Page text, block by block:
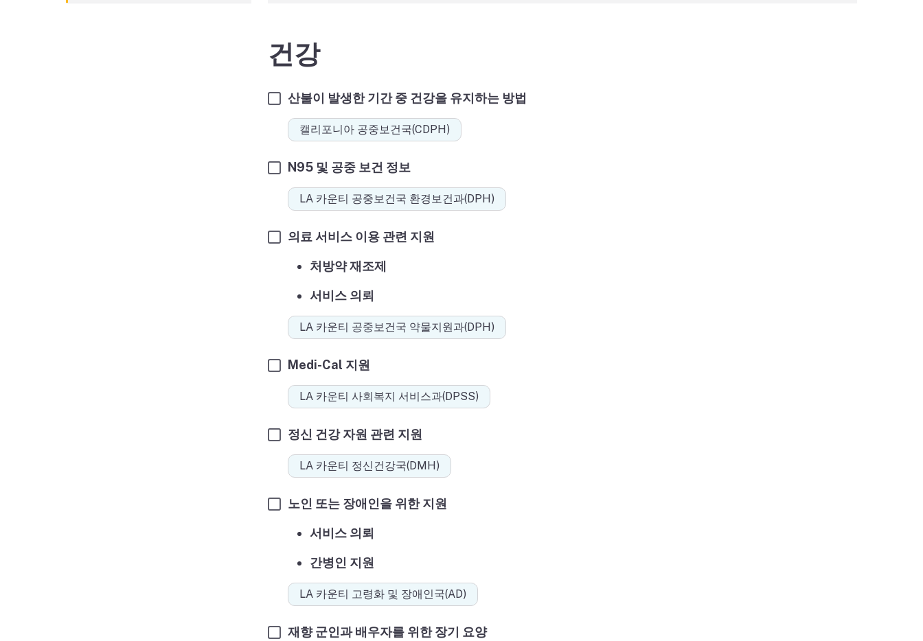
건강
산불이 발생한 기간 중 건강을 유지하는 방법
캘리포니아 공중보건국(CDPH)
N95 및 공중 보건 정보
LA 카운티 공중보건국 환경보건과(DPH)
의료 서비스 이용 관련 지원
처방약 재조제
서비스 의뢰
LA 카운티 공중보건국 약물지원과(DPH)
Medi-Cal 지원
LA 카운티 사회복지 서비스과(DPSS)
정신 건강 자원 관련 지원
LA 카운티 정신건강국(DMH)
노인 또는 장애인을 위한 지원
서비스 의뢰
간병인 지원
LA 카운티 고령화 및 장애인국(AD)
재향 군인과 배우자를 위한 장기 요양